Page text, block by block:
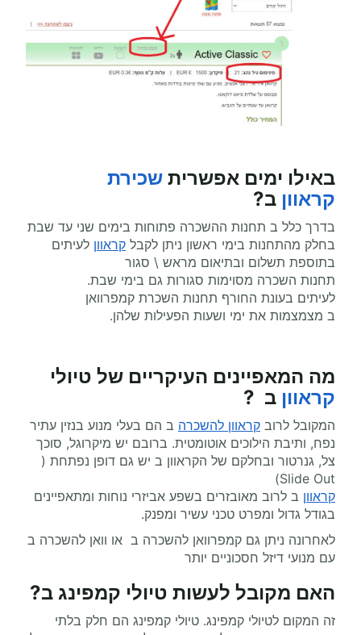
באילו ימים אפשרית שכירת
קראוון ב?
בדרך כלל ב תחנות ההשכרה פתוחות בימים שני עד שבת
בחלק מהתחנות בימי ראשון ניתן לקבל קראוון לעיתים
בתוספת תשלום ובתיאום מראש \ סגור
תחנות השכרה מסוימות סגורות גם בימי שבת.
לעיתים בעונת החורף תחנות השכרת קמפרוואן
ב מצמצמות את ימי ושעות הפעילות שלהן.
מה המאפיינים העיקריים של טיולי
קראוון ב ?
המקובל לרוב קראוון להשכרה ב הם בעלי מנוע בנזין עתיר
נפח, ותיבת הילוכים אוטומטית. ברובם יש מיקרוגל, סוכך
צל, גנרטור ובחלקם של הקראוון ב יש גם דופן נפתחת (
Slide Out)
קראוון ב לרוב מאובזרים בשפע אביזרי נוחות ומתאפיינים
בגודל גדול ומפרט טכני עשיר ומפנק.
לאחרונה ניתן גם קמפרוואן להשכרה ב או וואן להשכרה ב
עם מנועי דיזל חסכוניים יותר
האם מקובל לעשות טיולי קמפינג ב?
זה המקום לטיולי קמפינג. טיולי קמפינג הם חלק בלתי